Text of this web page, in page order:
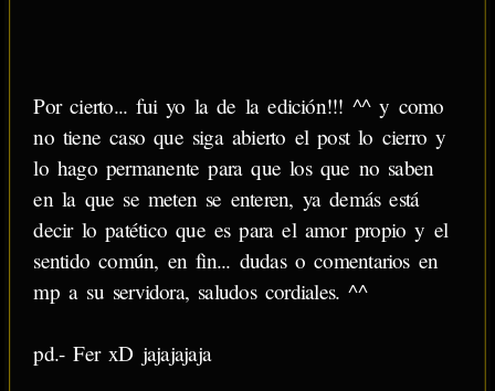
Por cierto... fui yo la de la edición!!! ^^ y como
no tiene caso que siga abierto el post lo cierro y
lo hago permanente para que los que no saben
en la que se meten se enteren, ya demás está
decir lo patético que es para el amor propio y el
sentido común, en fin... dudas o comentarios en
mp a su servidora, saludos cordiales. ^^
pd.- Fer xD jajajajaja